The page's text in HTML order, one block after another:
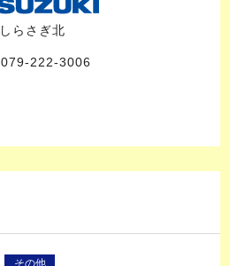
しらさぎ北
079-222-3006